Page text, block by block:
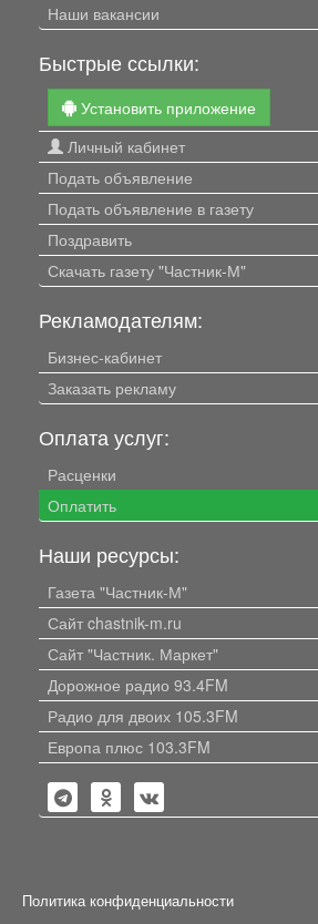
Наши вакансии
Быстрые ссылки:
Установить приложение
Личный кабинет
Подать объявление
Подать объявление в газету
Поздравить
Скачать газету "Частник-М"
Рекламодателям:
Бизнес-кабинет
Заказать рекламу
Оплата услуг:
Расценки
Оплатить
Наши ресурсы:
Газета "Частник-М"
Сайт chastnik-m.ru
Сайт "Частник. Маркет"
Дорожное радио 93.4FM
Радио для двоих 105.3FM
Европа плюс 103.3FM
Политика конфиденциальности